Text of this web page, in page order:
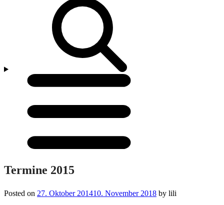
Termine 2015
Posted on 27. Oktober 201410. November 2018 by lili